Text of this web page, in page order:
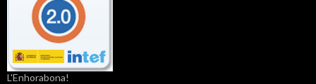
L'Enhorabona!